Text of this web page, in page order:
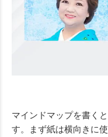
マインドマップを書く
す。まず紙は横向きに